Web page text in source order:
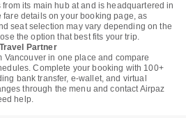
from its main hub at and is headquartered in
fare details on your booking page, as
seat selection may vary depending on the
the option that best fits your trip.
Partner
Vancouver in one place and compare
Complete your booking with 100+
bank transfer, e-wallet, and virtual
through the menu and contact Airpaz
help.